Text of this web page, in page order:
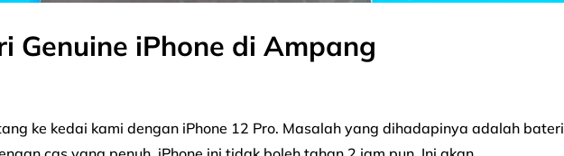
Genuine iPhone di Ampang
ke kedai kami dengan iPhone 12 Pro. Masalah yang dihadapinya adalah bateri